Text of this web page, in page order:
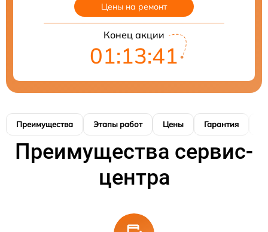
Цены на ремонт
Конец акции
01:13:40
Преимущества Этапы работ Цены Гарантия
Преимущества сервис-
центра